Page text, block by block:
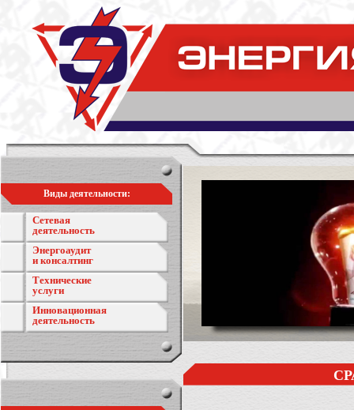
Виды деятельности:
Сетевая
деятельность
Энергоаудит
и консалтинг
Технические
услуги
Инновационная
деятельность